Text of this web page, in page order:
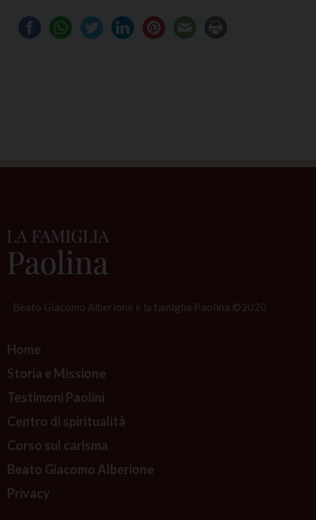
Beato Giacomo Alberione e la famiglia Paolina ©2020
Home
Storia e Missione
Testimoni Paolini
Centro di spiritualità
Corso sul carisma
Beato Giacomo Alberione
Privacy